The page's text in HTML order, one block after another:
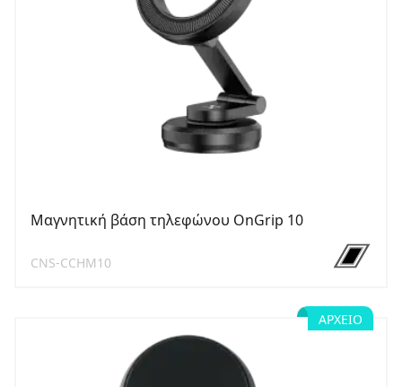
Μαγνητική βάση τηλεφώνου OnGrip 10
CNS-CCHM10
ΑΡΧΕΊΟ